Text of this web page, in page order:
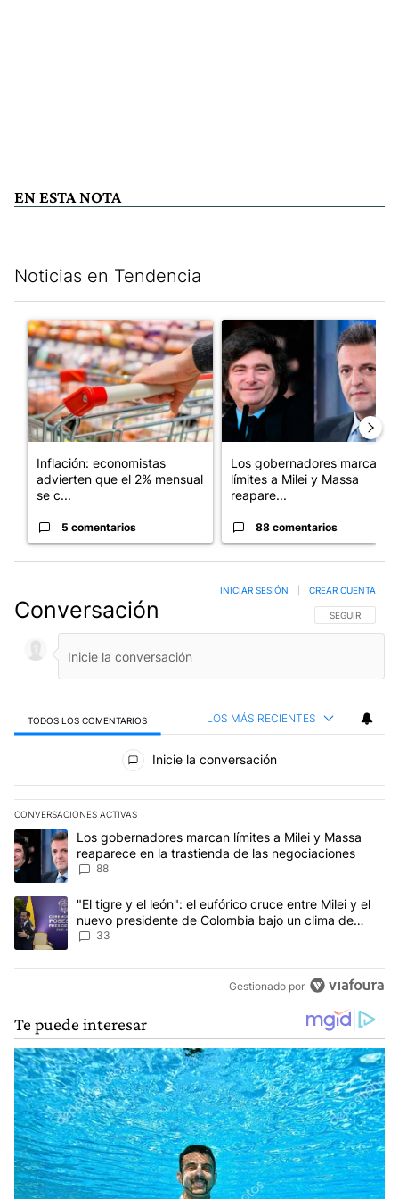
EN ESTA NOTA
Noticias en Tendencia
Un artículo de tendencia con el título "Inflación: economistas
Inflación: economistas
advierten que el 2% mensual
se c...
5 comentarios
Un artículo de tendencia
Los gobernadores marcan
límites a Milei y Massa
reapare...
88 comentarios
Conversación SIGA ESTA
SEGUIR
INICIAR SESIÓN CREAR CUENTA
TODOS LOS COMENTARIOS LOS MÁS RECIENTES
Todos los comentarios
Inicie la conversación
CONVERSACIONES ACTIVAS
Este listado muestra los artículos con más comentarios en los
Un artículo de tendencia con el título "Los gobernadores
Los gobernadores marcan límites a Milei y Massa
reaparece en la trastienda de las negociaciones
88
Un artículo de tendencia con el título ""El tigre y el león": el
"El tigre y el león": el eufórico cruce entre Milei y el
nuevo presidente de Colombia bajo un clima de
máxima tensión
33
Gestionado por